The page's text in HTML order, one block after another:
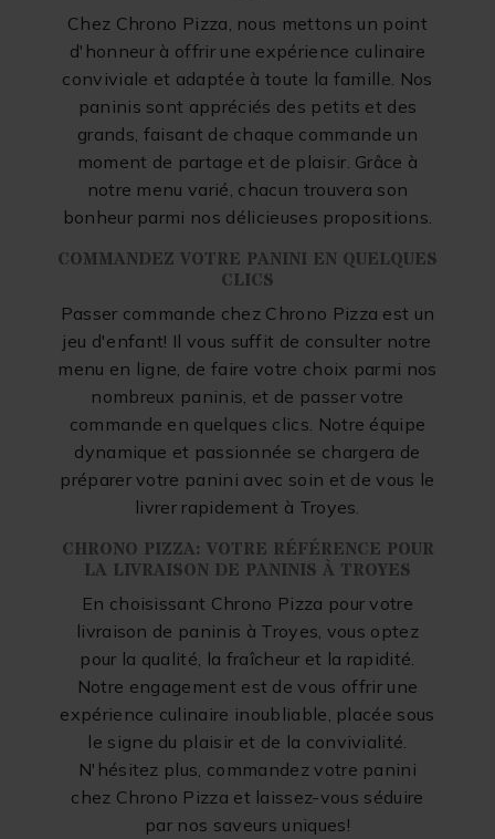
Chez Chrono Pizza, nous mettons un point
d'honneur à offrir une expérience culinaire
conviviale et adaptée à toute la famille. Nos
paninis sont appréciés des petits et des
grands, faisant de chaque commande un
moment de partage et de plaisir. Grâce à
notre menu varié, chacun trouvera son
bonheur parmi nos délicieuses propositions.
COMMANDEZ VOTRE PANINI EN QUELQUES
CLICS
Passer commande chez Chrono Pizza est un
jeu d'enfant! Il vous suffit de consulter notre
menu en ligne, de faire votre choix parmi nos
nombreux paninis, et de passer votre
commande en quelques clics. Notre équipe
dynamique et passionnée se chargera de
préparer votre panini avec soin et de vous le
livrer rapidement à Troyes.
CHRONO PIZZA: VOTRE RÉFÉRENCE POUR
LA LIVRAISON DE PANINIS À TROYES
En choisissant Chrono Pizza pour votre
livraison de paninis à Troyes, vous optez
pour la qualité, la fraîcheur et la rapidité.
Notre engagement est de vous offrir une
expérience culinaire inoubliable, placée sous
le signe du plaisir et de la convivialité.
N'hésitez plus, commandez votre panini
chez Chrono Pizza et laissez-vous séduire
par nos saveurs uniques!